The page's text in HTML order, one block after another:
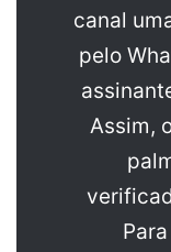
canal
pelo
Assim,